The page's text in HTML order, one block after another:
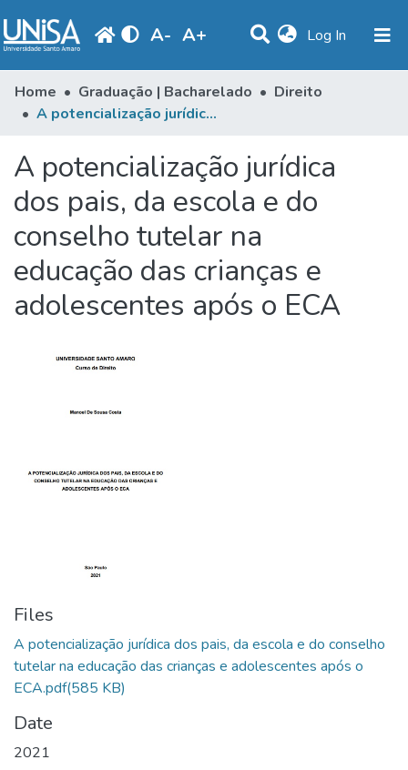
A- A+ Log In (current)
Communities & Collections
Statistics
Browse
Produção Docente
Library
Periodicals
Home Graduação | Bacharelado
Direito
A potencialização jurídica dos pais, da escola e do conselho tutelar na educação das crianças e adolescentes após o ECA
A potencialização jurídica
dos pais, da escola e do
conselho tutelar na
educação das crianças e
adolescentes após o ECA
Files
A potencialização jurídica dos pais, da escola e do conselho
tutelar na educação das crianças e adolescentes após o
ECA.pdf(585 KB)
Date
2021